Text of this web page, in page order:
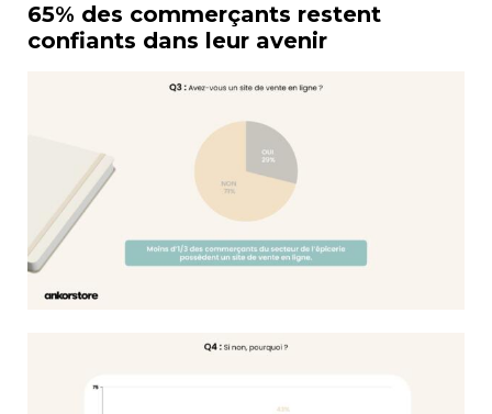
65% des commerçants restent
confiants dans leur avenir